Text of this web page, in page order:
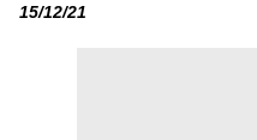
15/12/21